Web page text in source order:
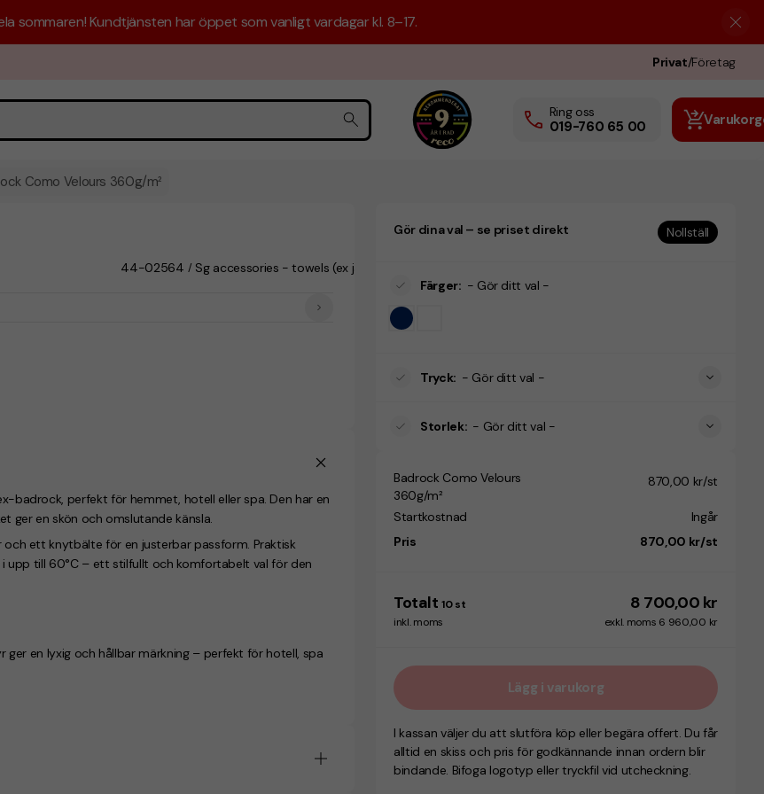
sommaren! Kundtjänsten har öppet som vanligt vardagar kl. 8–17.
Privat/Företag
Ring oss
019-760 65 00
Como Velours 360g/m²
44-02564 / Sg accessories - towels (ex jassz towels)
badrock, perfekt för hemmet, hotell eller spa. Den har en
ger en skön och omslutande känsla.
ett knytbälte för en justerbar passform. Praktisk
upp till 60°C – ett stilfullt och komfortabelt val för den
en lyxig och hållbar märkning – perfekt för hotell, spa
Gör dina val – se priset direkt Nollställ
Färger: - Gör ditt val -
Tryck: - Gör ditt val -
Storlek: - Gör ditt val -
Badrock Como Velours
360g/m²
870,00 kr/st
Startkostnad
Ingår
Pris
870,00 kr/st
Totalt 10 st 8 700,00 kr
inkl. moms exkl. moms 6 960,00 kr
Lägg i varukorg
I kassan väljer du att slutföra köp eller begära offert. Du får
alltid en skiss och pris för godkännande innan ordern blir
bindande. Bifoga logotyp eller tryckfil vid utcheckning.